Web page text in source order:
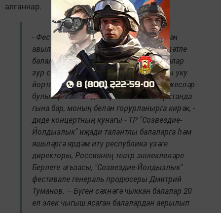
алганнар.
- Фестиваль хәрәкәте тырышлыгы белән
авыл жирлегендә яшәүче йөзләгән сәләтле
балаларда үзләренә ышаныч уянды - алар
зур сәхнәгә чыкты, илнең ижади югары уку
йортларында белем алды, уңышлы шәхесләр
булып үсте. Мондый фестиваль Татарстанда
гына бар, моның белән горурланырга кирәк, -
диде концертның кунагы - ТР "Созвездие-
Йолдызлык" иҗади талантлы балаларга һәм
яшьләргә ярдәм итү республика үзәге
директоры, Россиянең театр эшлеклеләре
Берлеге әгъзасы, "Созвездие-Йолдызлык"
фестивале генераль продюсеры Дмитрий
Туманов. – Бүген сәхнәгә чыккан балалар 20
ел элек чыгыш ясаган балалардан аерылып